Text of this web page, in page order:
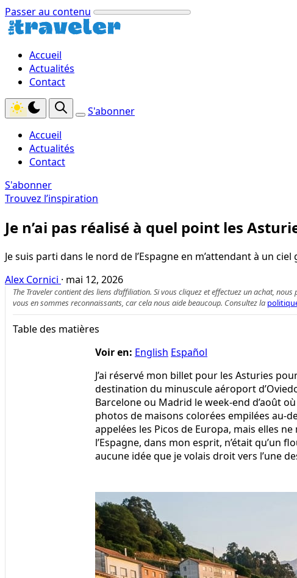
Passer au contenu
Accueil
Actualités
Contact
S'abonner
Accueil
Actualités
Contact
S'abonner
Trouvez l’inspiration
Je n’ai pas réalisé à quel point les
Je suis parti dans le nord de l’Espagne en m’attendant à un
Alex Cornici · mai 12, 2026
The Traveler contient des liens d’affiliation. Si vous cliquez et effectuez un achat,
vous en sommes reconnaissants, car cela nous aide beaucoup. Consultez la
Table des matières
Voir en: English Español
J’ai réservé mon billet pour les Asturies
destination du minuscule aéroport
Barcelone ou Madrid le week-end d’août où
photos de maisons colorées empilées au-
appelées les Picos de Europa, mais elles
l’Espagne, dans mon esprit, n’était qu’un
aucune idée que je volais droit vers l’une